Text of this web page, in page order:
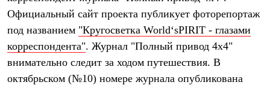
Брюки
Софтшелл одежда
Куртки
Брюки
Флисовая одежда
Куртки
Брюки
Официальный сайт проекта публикует фоторепортаж
под названием "Кругосветка World‘sPIRIT - глазами
корреспондента". Журнал "Полный привод 4x4"
внимательно следит за ходом путешествия. В
октябрьском (№10) номере журнала опубликована